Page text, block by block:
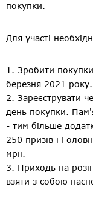
покупки.
Для участі
1. Зробити
березня 2021 року.
2. Зареєструвати
день покупки.
- тим більше
250 призів і
мрії.
3. Приходь на
взяти з собою